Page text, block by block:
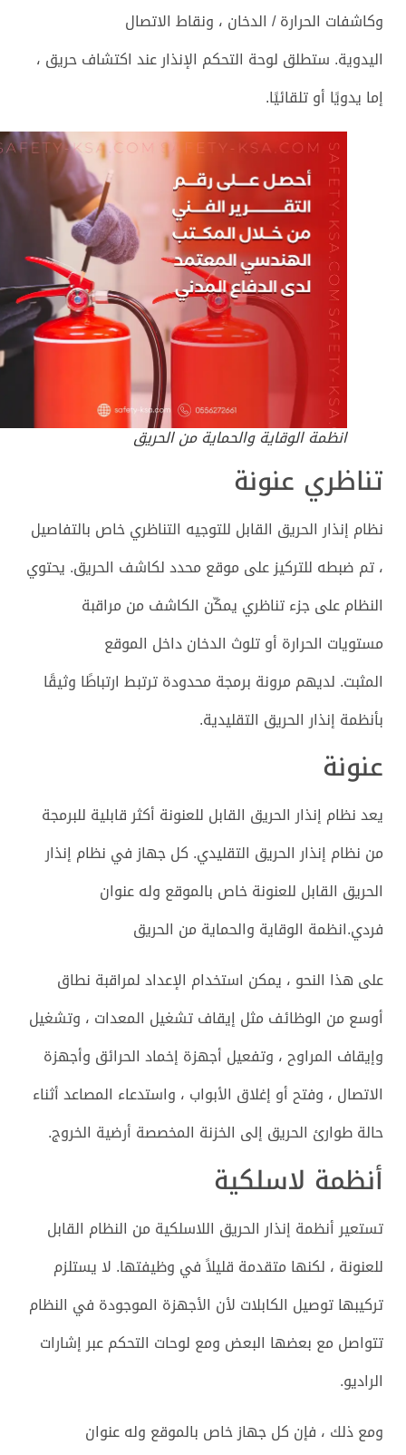
وكاشفات الحرارة / الدخان ، ونقاط الاتصال
اليدوية. ستطلق لوحة التحكم الإنذار عند اكتشاف حريق ،
إما يدويًا أو تلقائيًا.
انظمة الوقاية والحماية من الحريق
تناظري عنونة
نظام إنذار الحريق القابل للتوجيه التناظري خاص بالتفاصيل
، تم ضبطه للتركيز على موقع محدد لكاشف الحريق. يحتوي
النظام على جزء تناظري يمكّن الكاشف من مراقبة
مستويات الحرارة أو تلوث الدخان داخل الموقع
المثبت. لديهم مرونة برمجة محدودة ترتبط ارتباطًا وثيقًا
بأنظمة إنذار الحريق التقليدية.
عنونة
يعد نظام إنذار الحريق القابل للعنونة أكثر قابلية للبرمجة
من نظام إنذار الحريق التقليدي. كل جهاز في نظام إنذار
الحريق القابل للعنونة خاص بالموقع وله عنوان
فردي.انظمة الوقاية والحماية من الحريق
على هذا النحو ، يمكن استخدام الإعداد لمراقبة نطاق
أوسع من الوظائف مثل إيقاف تشغيل المعدات ، وتشغيل
وإيقاف المراوح ، وتفعيل أجهزة إخماد الحرائق وأجهزة
الاتصال ، وفتح أو إغلاق الأبواب ، واستدعاء المصاعد أثناء
حالة طوارئ الحريق إلى الخزنة المخصصة أرضية الخروج.
أنظمة لاسلكية
تستعير أنظمة إنذار الحريق اللاسلكية من النظام القابل
للعنونة ، لكنها متقدمة قليلاً في وظيفتها. لا يستلزم
تركيبها توصيل الكابلات لأن الأجهزة الموجودة في النظام
تتواصل مع بعضها البعض ومع لوحات التحكم عبر إشارات
الراديو.
ومع ذلك ، فإن كل جهاز خاص بالموقع وله عنوان